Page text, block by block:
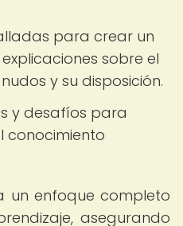
para crear un
sobre el
y su disposición.
y desafíos para
conocimiento
un enfoque completo
asegurando